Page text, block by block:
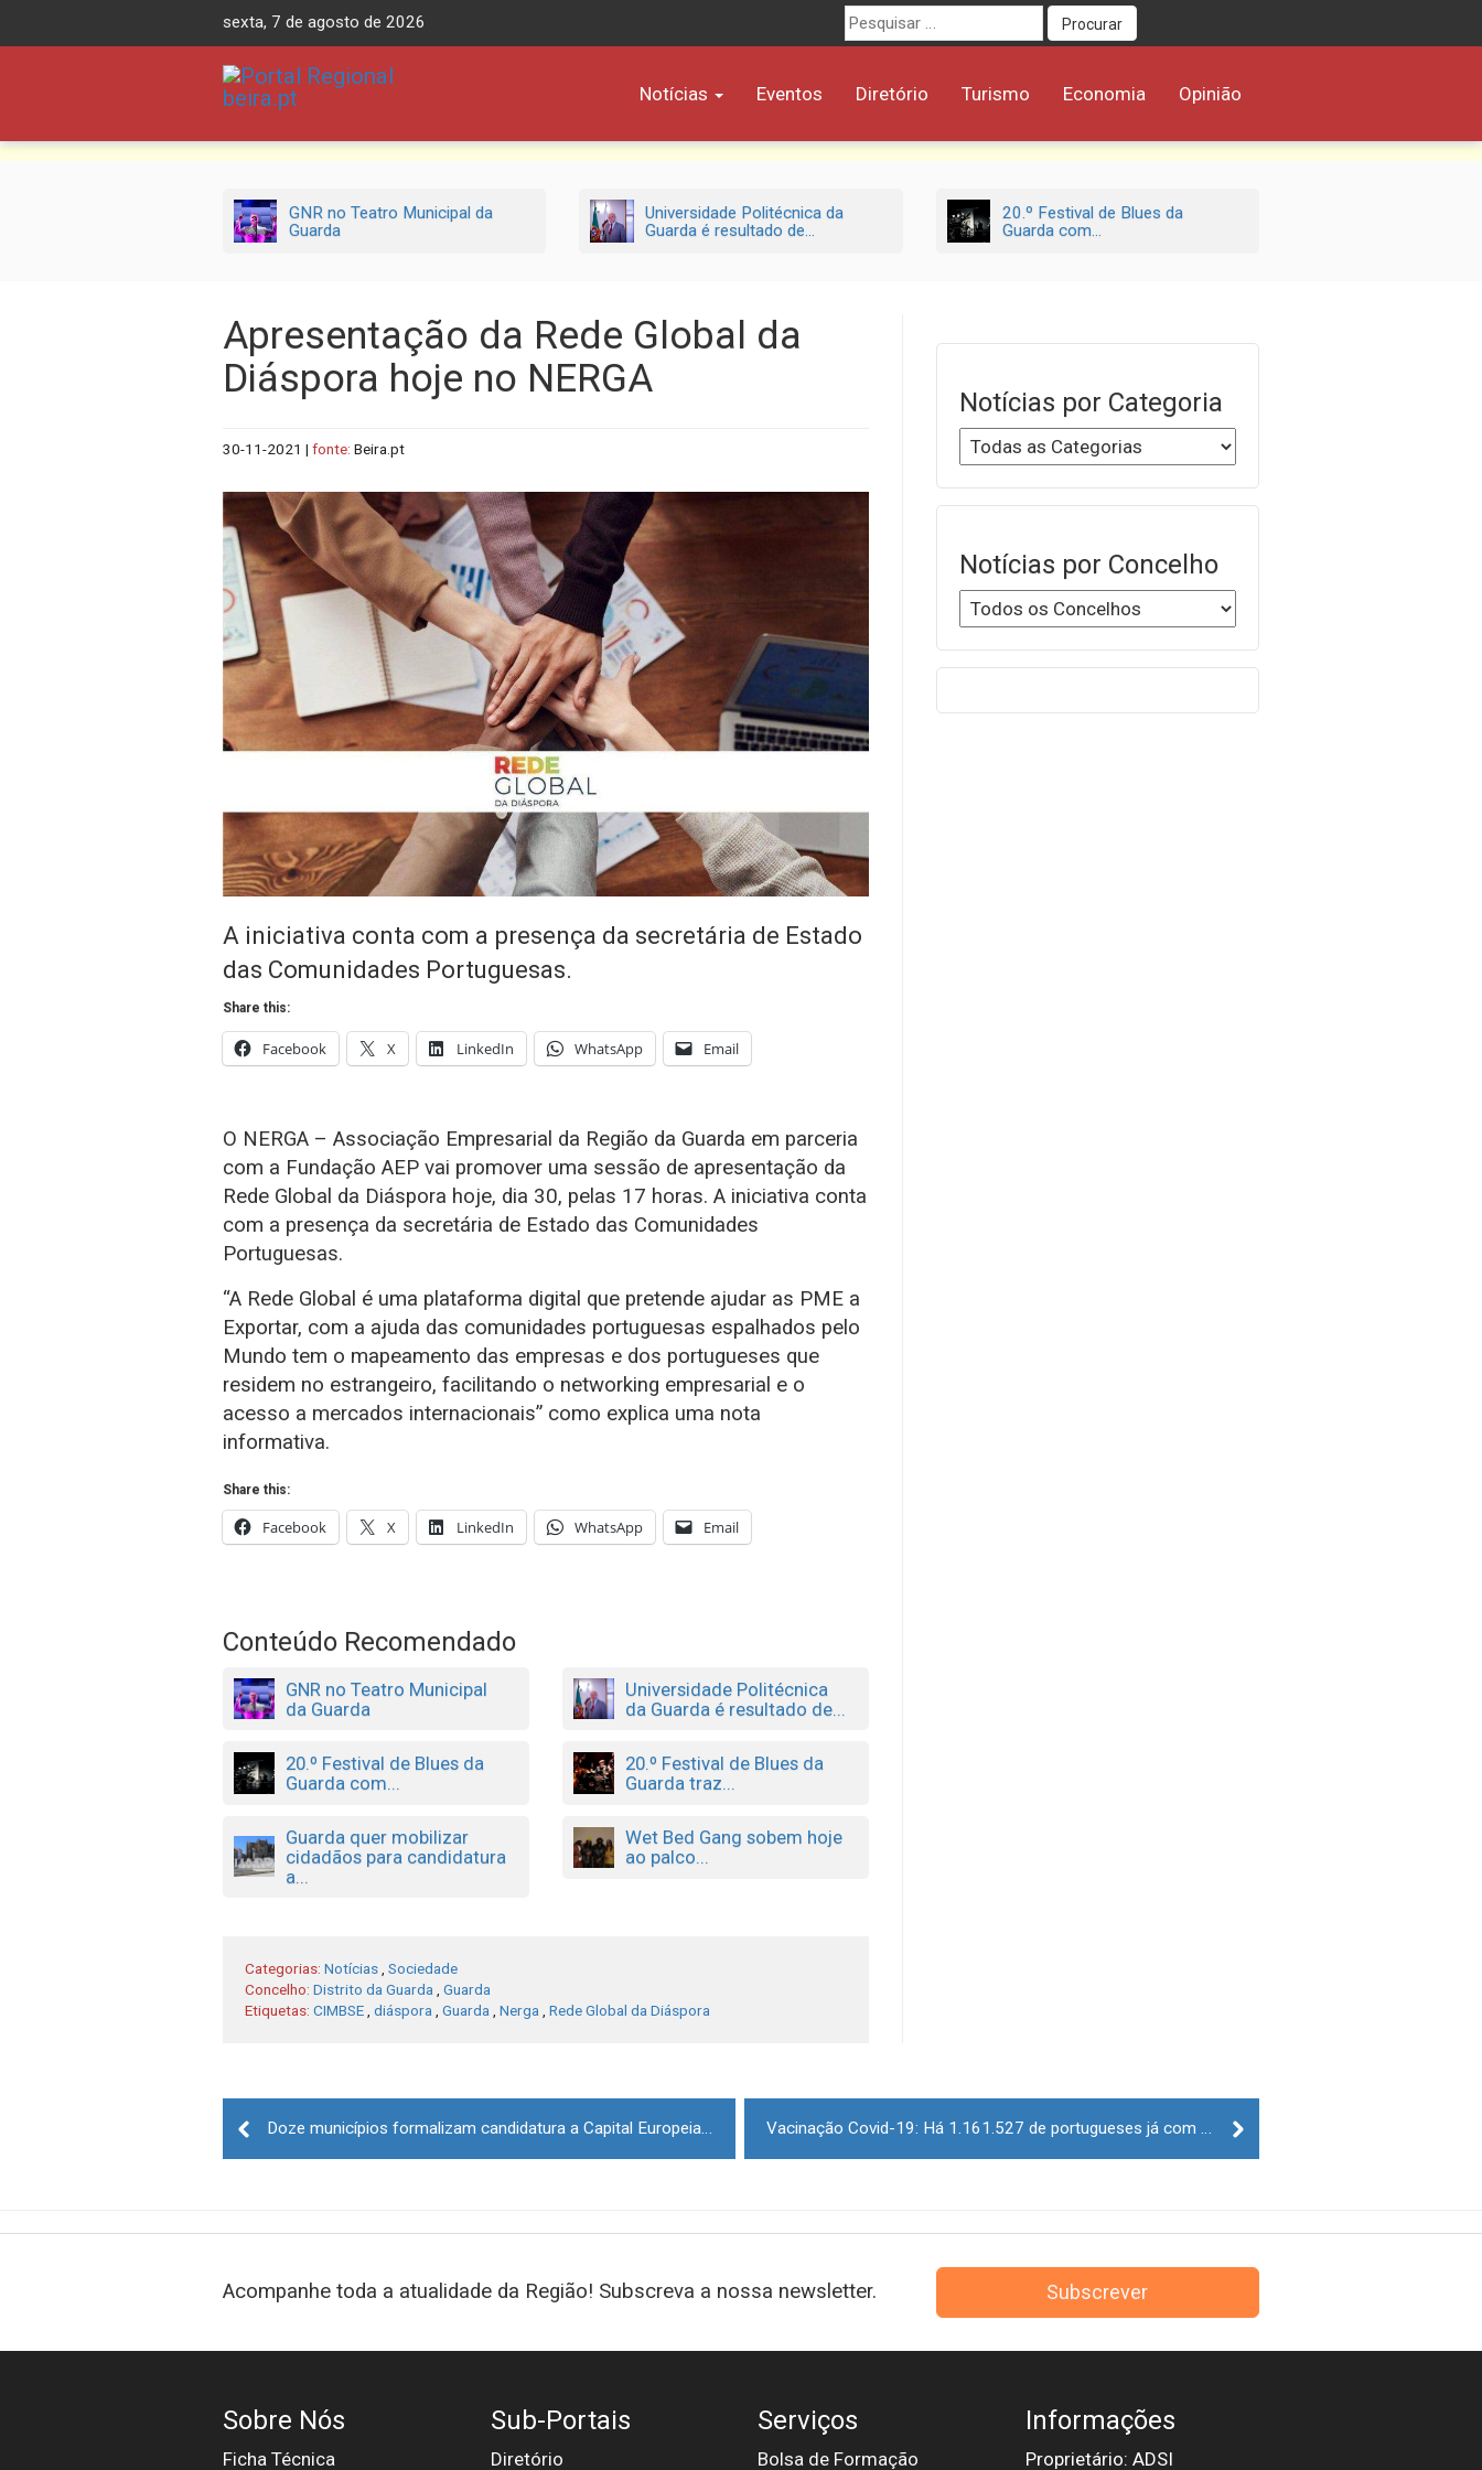
sexta, 7 de agosto de 2026
Procurar
por:
Procurar
Notícias Eventos Diretório Turismo Economia Opinião
GNR no Teatro Municipal da
Guarda
Universidade Politécnica da
Guarda é resultado de...
20.º Festival de Blues da
Guarda com...
Apresentação da Rede Global da
Diáspora hoje no NERGA
30-11-2021 | fonte: Beira.pt
A iniciativa conta com a presença da secretária de Estado
das Comunidades Portuguesas.
Share this:
Facebook X LinkedIn WhatsApp Email
O NERGA – Associação Empresarial da Região da Guarda em parceria
com a Fundação AEP vai promover uma sessão de apresentação da
Rede Global da Diáspora hoje, dia 30, pelas 17 horas. A iniciativa conta
com a presença da secretária de Estado das Comunidades
Portuguesas.
“A Rede Global é uma plataforma digital que pretende ajudar as PME a
Exportar, com a ajuda das comunidades portuguesas espalhados pelo
Mundo tem o mapeamento das empresas e dos portugueses que
residem no estrangeiro, facilitando o networking empresarial e o
acesso a mercados internacionais” como explica uma nota
informativa.
Share this:
Facebook X LinkedIn WhatsApp Email
Conteúdo Recomendado
GNR no Teatro Municipal
da Guarda
Universidade Politécnica
da Guarda é resultado de...
20.º Festival de Blues da
Guarda com...
20.º Festival de Blues da
Guarda traz...
Guarda quer mobilizar
cidadãos para candidatura
a...
Wet Bed Gang sobem hoje
ao palco...
Categorias: Notícias Sociedade
Concelho: Distrito da Guarda
Guarda
Etiquetas: CIMBSE diáspora Guarda Nerga Rede Global da Diáspora
Notícias por Categoria
Notícias por Concelho
navigation
Doze municípios formalizam candidatura a Capital Europeia da Cultura em 2027 Vacinação Covid-19: Há 1.161.527 de portugueses já com dose de reforço
Acompanhe toda a atualidade da Região! Subscreva a nossa newsletter. Subscrever
Sobre Nós
Ficha Técnica
Sub-Portais
Diretório
Serviços
Bolsa de Formação
Informações
Proprietário: ADSI